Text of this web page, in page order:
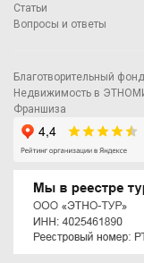
Статьи
Вопросы и ответы
Благотворительный
Недвижимость в
Франшиза